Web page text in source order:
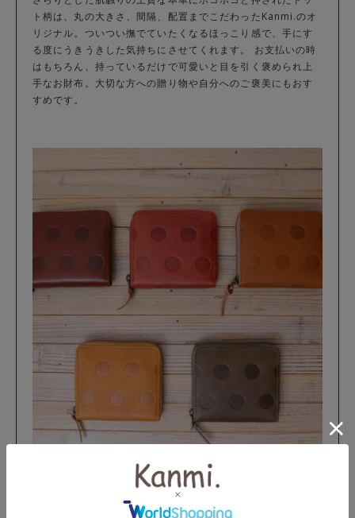
ト柄は、丸の大きさ、間隔、配置までこだわったKanmi.のオ
リジナル。ついつい撫でていたくなるほっこり感で、手にす
る度にうきうきした気持ちにさせてくれます。 お支払いの時
はもちろん、持っているだけで可愛いと目を引く褒められ上
手なお財布。大切な方への贈り物や自分へのご褒美にもおす
すめです。